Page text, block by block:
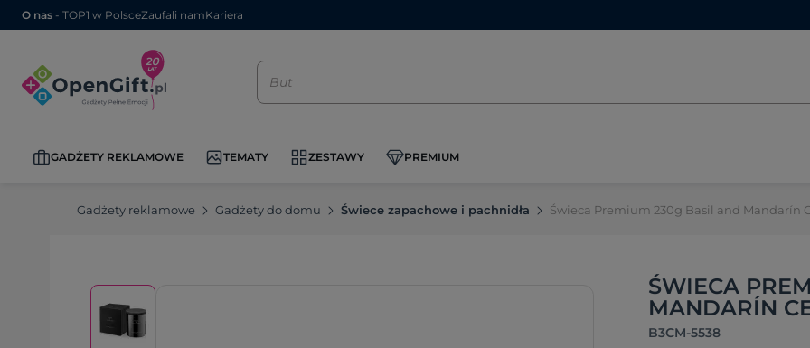
O nas - TOP1 w PolsceZaufali namKariera
GADŻETY REKLAMOWE TEMATY ZESTAWY PREMIUM
Gadżety reklamowe Gadżety do domu Świece zapachowe i pachnidła Świeca Premium 230g Basil and Mandarín
ŚWIECA
MANDARÍN
B3CM-5538